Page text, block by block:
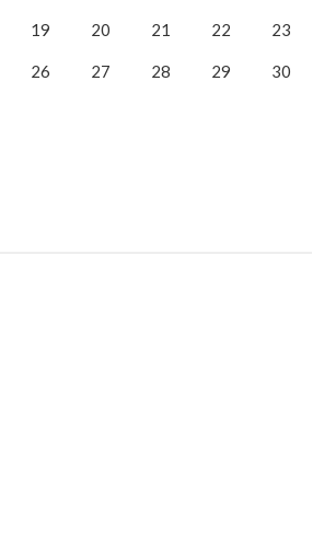
19 20 21 22 23
26 27 28 29 30